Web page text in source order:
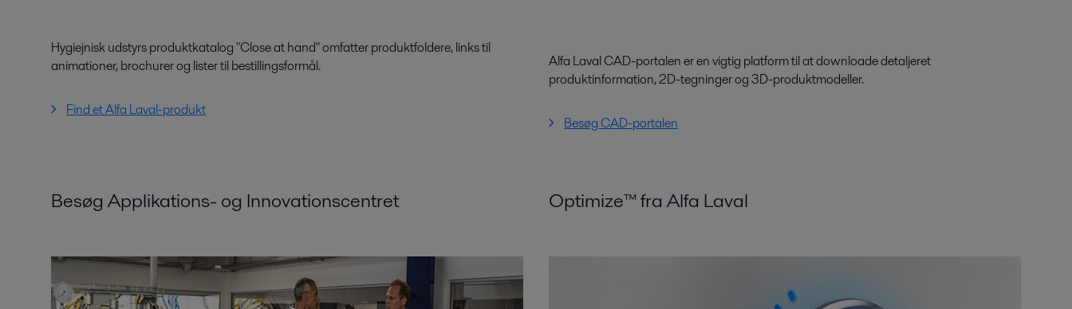
Hygiejnisk udstyrs produktkatalog "Close at hand" omfatter produktfoldere, links til
animationer, brochurer og lister til bestillingsformål.
Find et Alfa Laval-produkt
Alfa Laval CAD-portalen er en vigtig platform til at downloade detaljeret
produktinformation, 2D-tegninger og 3D-produktmodeller.
Besøg CAD-portalen
Besøg Applikations- og Innovationscentret Optimize™ fra Alfa Laval